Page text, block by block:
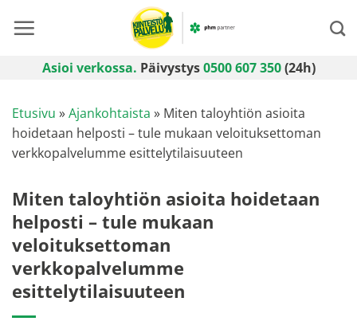
Asioi verkossa. Päivystys0500 607 350(24h)
Etusivu »Ajankohtaista » Miten taloyhtiön asioita
hoidetaan helposti – tule mukaan veloituksettoman
verkkopalvelumme esittelytilaisuuteen
Miten taloyhtiön asioita hoidetaan
helposti – tule mukaan
veloituksettoman
verkkopalvelumme
esittelytilaisuuteen